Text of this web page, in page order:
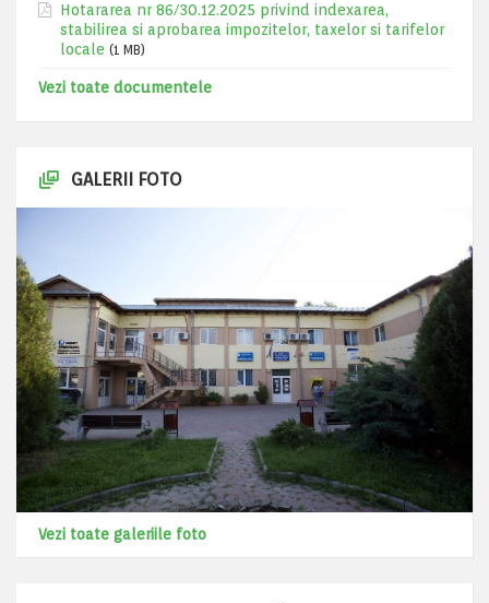
Hotararea nr 86/30.12.2025 privind indexarea,
stabilirea si aprobarea impozitelor, taxelor si tarifelor
locale (1 MB)
Vezi toate documentele
GALERII FOTO
Vezi toate galeriile foto